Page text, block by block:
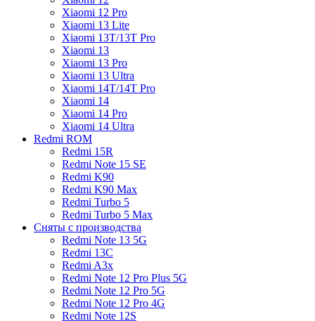
Xiaomi 12 Pro
Xiaomi 13 Lite
Xiaomi 13T/13T Pro
Xiaomi 13
Xiaomi 13 Pro
Xiaomi 13 Ultra
Xiaomi 14T/14T Pro
Xiaomi 14
Xiaomi 14 Pro
Xiaomi 14 Ultra
Redmi ROM
Redmi 15R
Redmi Note 15 SE
Redmi K90
Redmi K90 Max
Redmi Turbo 5
Redmi Turbo 5 Max
Сняты с производства
Redmi Note 13 5G
Redmi 13C
Redmi A3x
Redmi Note 12 Pro Plus 5G
Redmi Note 12 Pro 5G
Redmi Note 12 Pro 4G
Redmi Note 12S